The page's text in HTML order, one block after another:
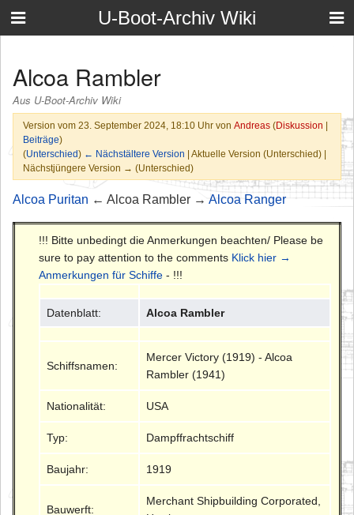
U-Boot-Archiv Wiki
Alcoa Rambler
Aus U-Boot-Archiv Wiki
Version vom 23. September 2024, 18:10 Uhr von Andreas (Diskussion |
Beiträge)
(Unterschied) ← Nächstältere Version | Aktuelle Version (Unterschied) |
Nächstjüngere Version → (Unterschied)
Alcoa Puritan ← Alcoa Rambler → Alcoa Ranger
!!! Bitte unbedingt die Anmerkungen beachten/ Please be
sure to pay attention to the comments Klick hier →
Anmerkungen für Schiffe - !!!
Datenblatt: Alcoa Rambler
Schiffsnamen:
Mercer Victory (1919) - Alcoa
Rambler (1941)
Nationalität: USA
Typ: Dampffrachtschiff
Baujahr: 1919
Bauwerft:
Merchant Shipbuilding Corporated,